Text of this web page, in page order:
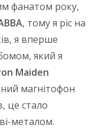
фанатом року,
, тому я ріс на
я вперше
який я
Maiden
магнітофон
це стало
металом.